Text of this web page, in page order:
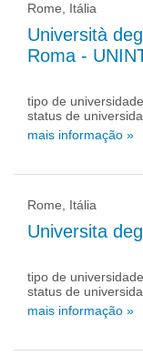
Rome, Itália
Università
Roma -
tipo de
status de
mais informação »
Rome, Itália
Universita
tipo de
status de
mais informação »